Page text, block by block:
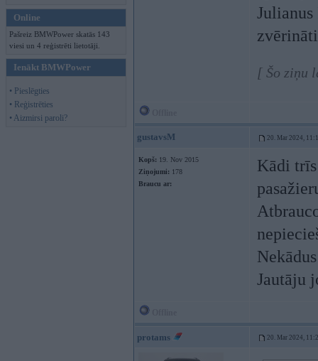
Online
Pašreiz BMWPower skatās 143
viesi un 4 reģistrēti lietotāji.
Ienākt BMWPower
• Pieslēgties
• Reģistrēties
• Aizmirsi paroli?
[ Šo ziņu
gustavsM 20. Mar 2024,
Kopš: 19. Nov 2015
Ziņojumi: 178
Braucu ar:
Kādi
Jautāju
protams 20. Mar 2024,